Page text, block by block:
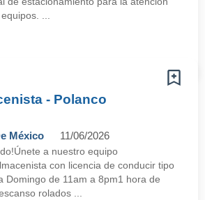
...
- Polanco
México 11/06/2026
a nuestro equipo
con licencia de conducir tipo
Domingo de 11am a 8pm1 hora de
rolados ...